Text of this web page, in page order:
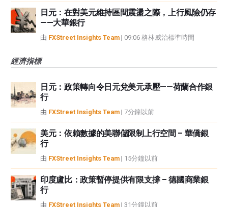
日元：在對美元維持區間震盪之際，上行風險仍存
——大華銀行
由 FXStreet Insights Team | 09:06 格林威治標準時間
經濟指標
日元：政策轉向令日元兌美元承壓——荷蘭合作銀
行
由 FXStreet Insights Team | 7分鐘以前
美元：依賴數據的美聯儲限制上行空間 – 華僑銀
行
由 FXStreet Insights Team | 15分鐘以前
印度盧比：政策暫停提供有限支撐 – 德國商業銀
行
由 FXStreet Insights Team | 31分鐘以前